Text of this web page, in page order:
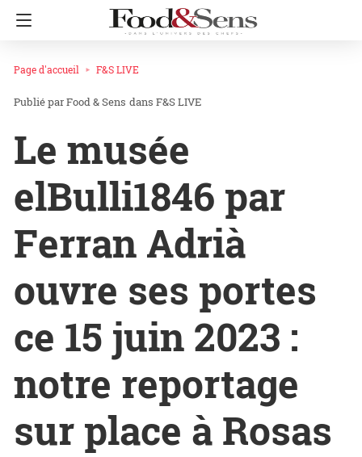
Page d'accueil F&S LIVE
Food & Sens dans F&S LIVE
Le musée
elBulli1846 par
Ferran Adrià
ouvre ses portes
ce 15 juin 2023 :
notre reportage
sur place à Rosas